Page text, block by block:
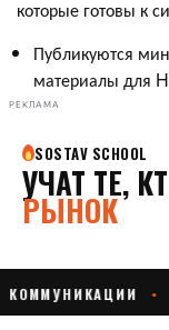
которые готовы к
Публикуются
материалы для
РЕКЛАМА